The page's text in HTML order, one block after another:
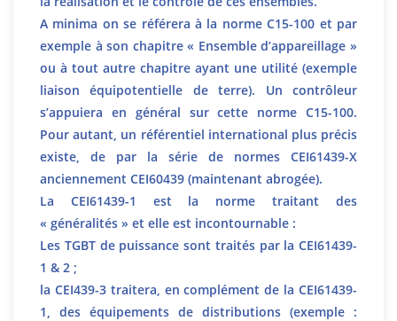
A minima on se référera à la norme C15-100 et par
exemple à son chapitre « Ensemble d’appareillage »
ou à tout autre chapitre ayant une utilité (exemple
liaison équipotentielle de terre). Un contrôleur
s’appuiera en général sur cette norme C15-100.
Pour autant, un référentiel international plus précis
existe, de par la série de normes CEI61439-X
anciennement CEI60439 (maintenant abrogée).
La CEI61439-1 est la norme traitant des
« généralités » et elle est incontournable :
Les TGBT de puissance sont traités par la CEI61439-
1 & 2 ;
la CEI439-3 traitera, en complément de la CEI61439-
1, des équipements de distributions (exemple :